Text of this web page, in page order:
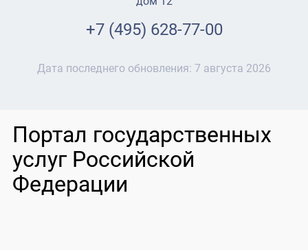
+7 (495) 628-77-00
Дата последнего обновления: 7 августа 2026
Портал государственных
услуг Российской
Федерации